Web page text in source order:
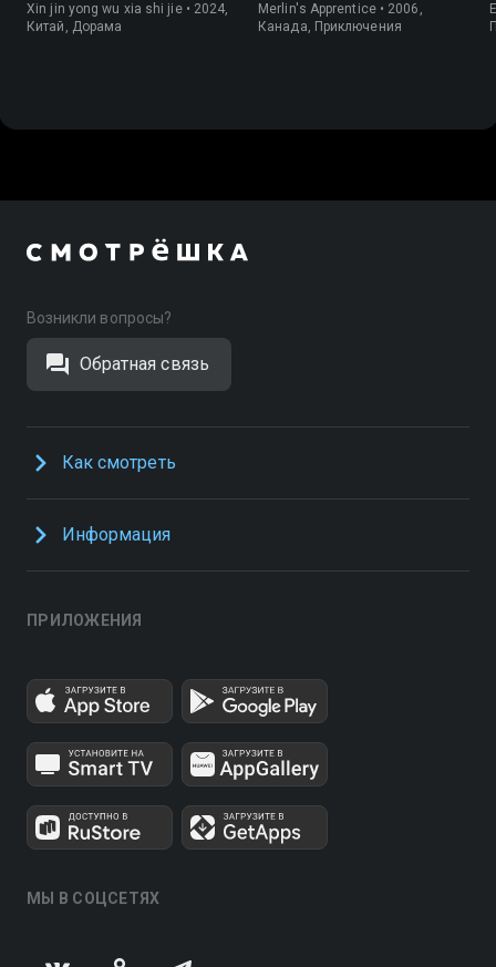
Xin jin yong wu xia shi jie • 2024,
Китай, Дорама
Merlin's Apprentice • 2006,
Канада, Приключения
Возникли вопросы?
Обратная связь
Как смотреть
Информация
ПРИЛОЖЕНИЯ
МЫ В СОЦСЕТЯХ